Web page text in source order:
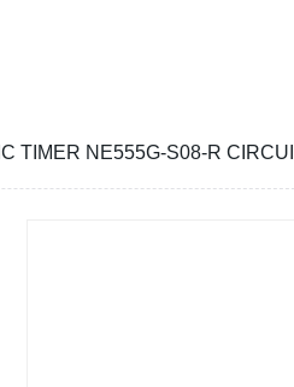
IC TIMER NE555G-S08-R